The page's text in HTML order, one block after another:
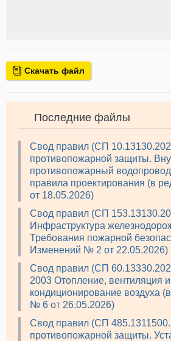
Скачать файл
Последние файлы
Свод правил (СП
противопожарной защиты.
противопожарный
правила проектирования (в
от 18.05.2026)
Свод правил (СП
Инфраструктура
Требования пожарной
Изменений № 2 от 22.05.2026)
Свод правил (СП
2003 Отопление, вентиляция и
кондиционирование воздуха
№ 6 от 26.05.2026)
Свод правил (СП
противопожарной защиты.